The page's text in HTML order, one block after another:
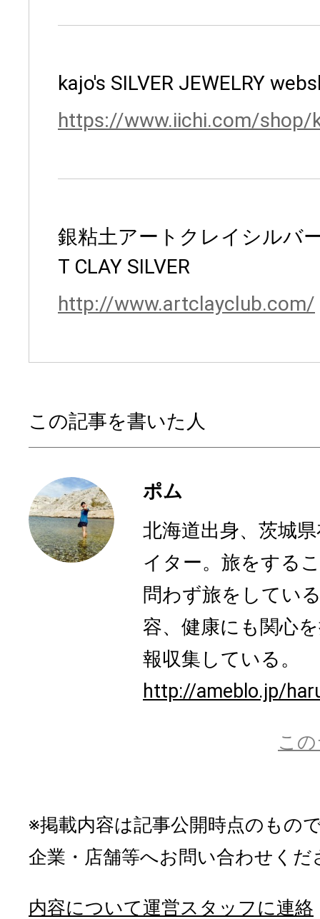
kajo's SILVER JEWELRY
https://www.iichi.com/shop/
銀粘土アートクレイシルバ
T CLAY SILVER
http://www.artclayclub.com/
この記事を書いた人
ポム
北海道出身、茨城
イター。旅をする
問わず旅をしてい
容、健康にも関心
報収集している。
http://ameblo.jp/
こ
※掲載内容は記事公開時点のもの
企業・店舗等へお問い合わせくだ
内容について運営スタッフに連絡